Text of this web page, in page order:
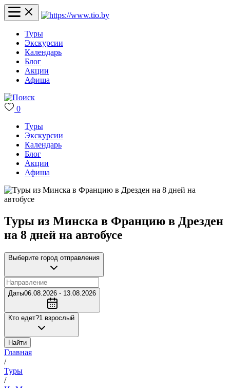
Туры
Экскурсии
Календарь
Блог
Акции
Афиша
0
Туры
Экскурсии
Календарь
Блог
Акции
Афиша
Туры из Минска в Францию в Дрезден
на 8 дней на автобусе
Выберите город отправления
Даты06.08.2026 - 13.08.2026
Кто едет?1 взрослый
Найти
Главная
/
Туры
/